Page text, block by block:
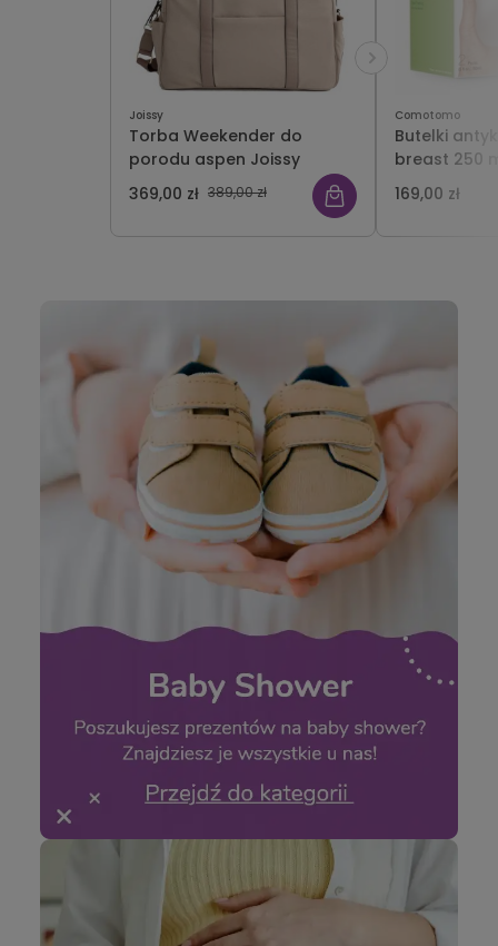
Joissy
Torba Weekender do
porodu aspen Joissy
369,00 zł 389,00 zł
Comotomo
Butelki
breast 250
Comotomo
169,00 zł